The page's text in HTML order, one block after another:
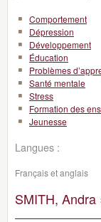
Comportement
Dépression
Développement
Éducation
Problèmes
Santé mentale
Stress
Formation des
Jeunesse
Langues :
Français et anglais
SMITH, Andra